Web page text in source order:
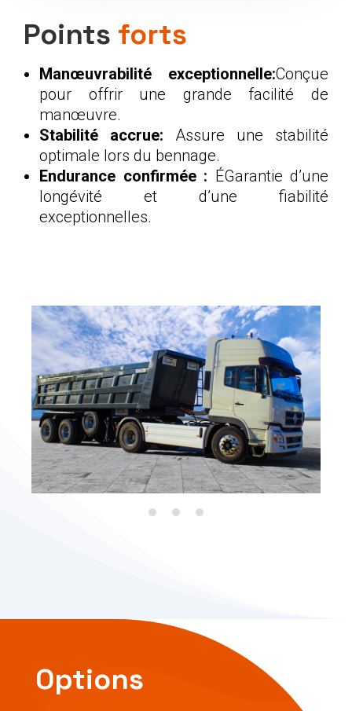
Points forts
Manœuvrabilité exceptionnelle:Conçue
pour offrir une grande facilité de
manœuvre.
Stabilité accrue: Assure une stabilité
optimale lors du bennage.
Endurance confirmée : ÉGarantie d’une
longévité et d’une fiabilité
exceptionnelles.
Options